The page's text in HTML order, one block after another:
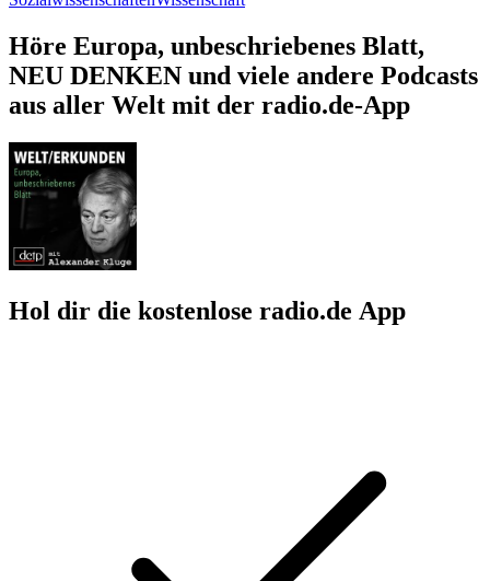
Höre Europa, unbeschriebenes Blatt,
NEU DENKEN und viele andere Podcasts
aus aller Welt mit der radio.de-App
Hol dir die kostenlose radio.de App